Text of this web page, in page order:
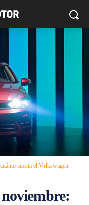
cuesta el Volkswagen